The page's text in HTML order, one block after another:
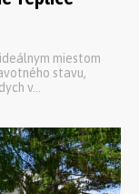
miestom
stavu,
v...